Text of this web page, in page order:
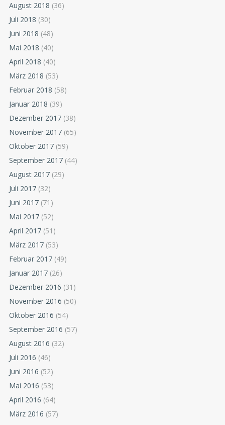
August 2018 (36)
Juli 2018 (30)
Juni 2018 (48)
Mai 2018 (40)
April 2018 (40)
März 2018 (53)
Februar 2018 (58)
Januar 2018 (39)
Dezember 2017 (38)
November 2017 (65)
Oktober 2017 (59)
September 2017 (44)
August 2017 (29)
Juli 2017 (32)
Juni 2017 (71)
Mai 2017 (52)
April 2017 (51)
März 2017 (53)
Februar 2017 (49)
Januar 2017 (26)
Dezember 2016 (31)
November 2016 (50)
Oktober 2016 (54)
September 2016 (57)
August 2016 (32)
Juli 2016 (46)
Juni 2016 (52)
Mai 2016 (53)
April 2016 (64)
März 2016 (57)